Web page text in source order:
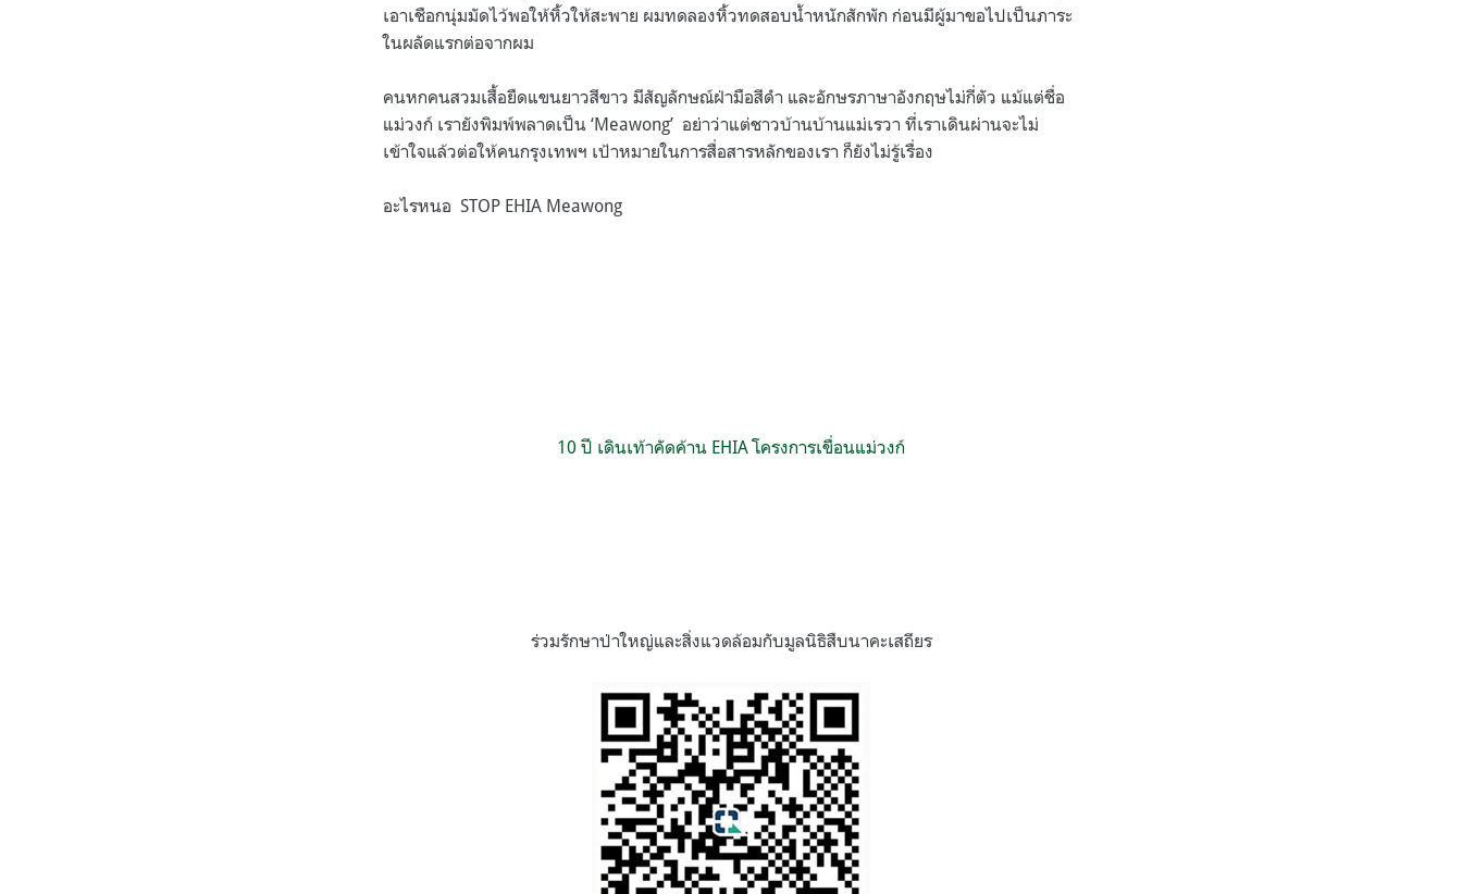
เอาเชือกนุ่มมัดไว้พอให้หิ้วให้สะพาย ผมทดลองหิ้วทดสอบน้ำหนักสักพัก ก่อนมีผู้มาขอไปเป็นภาระ
ในผลัดแรกต่อจากผม
คนหกคนสวมเสื้อยืดแขนยาวสีขาว มีสัญลักษณ์ฝ่ามือสีดำ และอักษรภาษาอังกฤษไม่กี่ตัว แม้แต่ชื่อ
แม่วงก์ เรายังพิมพ์พลาดเป็น ‘Meawong’ อย่าว่าแต่ชาวบ้านบ้านแม่เรวา ที่เราเดินผ่านจะไม่
เข้าใจแล้วต่อให้คนกรุงเทพฯ เป้าหมายในการสื่อสารหลักของเรา ก็ยังไม่รู้เรื่อง
อะไรหนอ STOP EHIA Meawong
10 ปี เดินเท้าคัดค้าน EHIA โครงการเขื่อนแม่วงก์
ร่วมรักษาป่าใหญ่และสิ่งแวดล้อมกับมูลนิธิสืบนาคะเสถียร